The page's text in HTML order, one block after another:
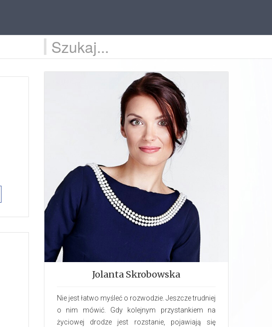
Jolanta Skrobowska
Nie jest łatwo myśleć o rozwodzie. Jeszcze trudniej
o nim mówić. Gdy kolejnym przystankiem na
życiowej drodze jest rozstanie, pojawiają się